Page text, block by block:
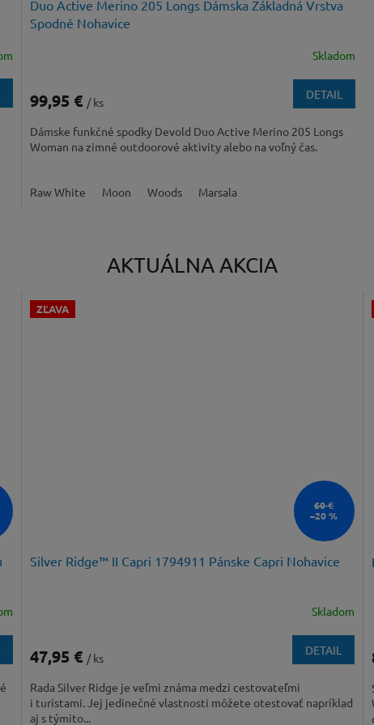
Duo Active Merino 205 Longs Dámska Základná Vrstva
Spodné Nohavice
Skladom
99,95 € / ks
DETAIL
Dámske funkčné spodky Devold Duo Active Merino 205 Longs
Woman na zimné outdoorové aktivity alebo na voľný čas.
Raw White Moon Woods Marsala
AKTUÁLNA AKCIA
ZĽAVA
60 €
–20 %
Silver Ridge™ II Capri 1794911 Pánske Capri Nohavice
Skladom
47,95 € / ks
DETAIL
Rada Silver Ridge je veľmi známa medzi cestovateľmi
i turistami. Jej jedinečné vlastnosti môžete otestovať napríklad
aj s týmito...